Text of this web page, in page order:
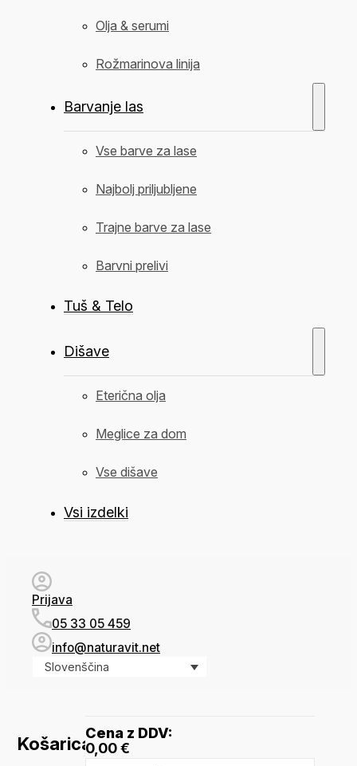
Olja & serumi
Rožmarinova linija
Barvanje las
Vse barve za lase
Najbolj priljubljene
Trajne barve za lase
Barvni prelivi
Tuš & Telo
Dišave
Eterična olja
Meglice za dom
Vse dišave
Vsi izdelki
Prijava
05 33 05 459
info@naturavit.net
Slovenščina
Košarica
Cena z DDV:
0,00€